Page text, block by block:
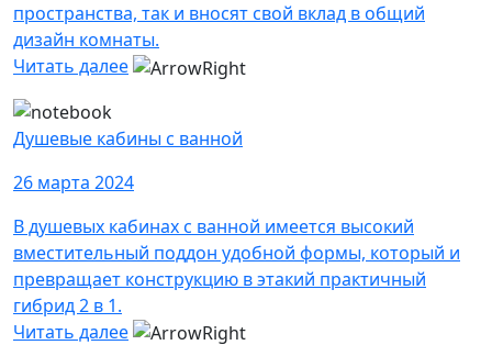
пространства, так и вносят свой вклад в общий
дизайн комнаты.
Читать далее
Душевые кабины с ванной
26 марта 2024
В душевых кабинах с ванной имеется высокий
вместительный поддон удобной формы, который и
превращает конструкцию в этакий практичный
гибрид 2 в 1.
Читать далее